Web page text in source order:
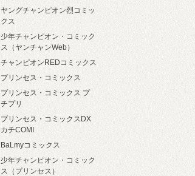
ヤングチャンピオン烈コミッ
クス
少年チャンピオン・コミック
ス（ヤンチャンWeb）
チャンピオンREDコミックス
プリンセス・コミックス
プリンセス・コミックス プ
チプリ
プリンセス・コミックスDX
カチCOMI
BaLmyコミックス
少年チャンピオン・コミック
ス（プリンセス）